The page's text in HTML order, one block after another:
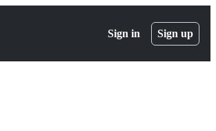
Sign in Sign up